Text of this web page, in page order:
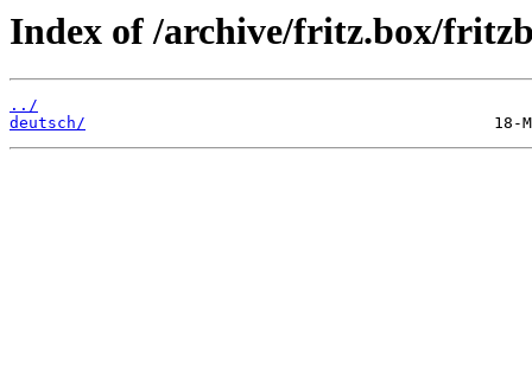
Index of /archive/fritz.box/
../
deutsch/